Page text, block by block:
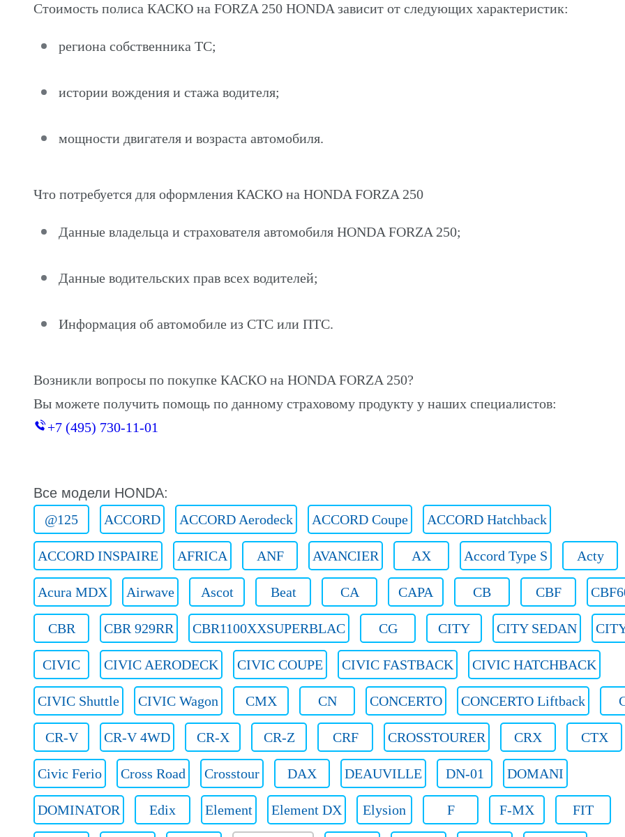
Стоимость полиса КАСКО на FORZA 250 HONDA зависит от следующих характеристик:
региона собственника ТС;
истории вождения и стажа водителя;
мощности двигателя и возраста автомобиля.
Что потребуется для оформления КАСКО на HONDA FORZA 250
Данные владельца и страхователя автомобиля HONDA FORZA 250;
Данные водительских прав всех водителей;
Информация об автомобиле из СТС или ПТС.
Возникли вопросы по покупке КАСКО на HONDA FORZA 250?
Вы можете получить помощь по данному страховому продукту у наших специалистов:
+7 (495) 730-11-01
Все модели HONDA:
@125
ACCORD ACCORD Aerodeck ACCORD Coupe ACCORD Hatchback
ACCORD INSPAIRE AFRICA ANF AVANCIER AX Accord Type S Acty
Acura MDX Airwave Ascot Beat CA CAPA CB CBF
CBR CBR 929RR CBR1100XXSUPERBLAC CG CITY CITY SEDAN
CIVIC CIVIC AERODECK CIVIC COUPE CIVIC FASTBACK CIVIC HATCHBACK
CIVIC Shuttle CIVIC Wagon CMX CN CONCERTO CONCERTO Liftback
CR-V CR-V 4WD CR-X CR-Z CRF CROSSTOURER CRX CTX
Civic Ferio Cross Road Crosstour DAX DEAUVILLE DN-01 DOMANI
DOMINATOR Edix Element Element DX Elysion F F-MX FIT